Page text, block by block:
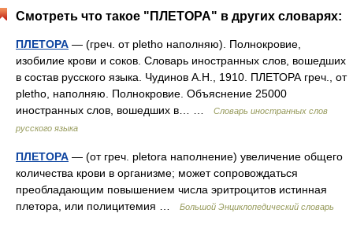
Смотреть что такое "ПЛЕТОРА" в других словарях:
ПЛЕТОРА — (греч. от pletho наполняю). Полнокровие,
изобилие крови и соков. Словарь иностранных слов, вошедших
в состав русского языка. Чудинов А.Н., 1910. ПЛЕТОРА греч., от
pletho, наполняю. Полнокровие. Объяснение 25000
иностранных слов, вошедших в… …
Словарь иностранных слов
русского языка
ПЛЕТОРА — (от греч. pletora наполнение) увеличение общего
количества крови в организме; может сопровождаться
преобладающим повышением числа эритроцитов истинная
плетора, или полицитемия …
Большой Энциклопедический словарь